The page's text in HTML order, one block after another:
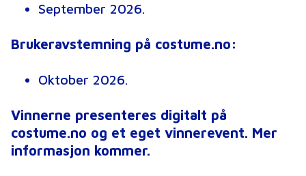
September 2026.
Brukeravstemning på costume.no:
Oktober 2026.
Vinnerne presenteres digitalt på
costume.no og et eget vinnerevent. Mer
informasjon kommer.